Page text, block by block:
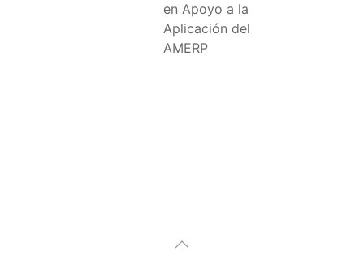
en Apoyo a la
Aplicación del
AMERP